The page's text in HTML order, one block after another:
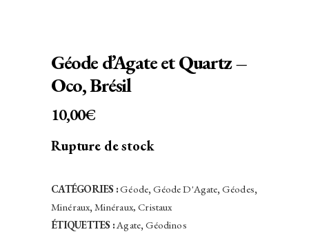
Géode d’Agate et Quartz –
Oco, Brésil
10,00€
Rupture de stock
CATÉGORIES :Géode, Géode D'Agate, Géodes,
Minéraux, Minéraux, Cristaux
ÉTIQUETTES :Agate, Géodinos